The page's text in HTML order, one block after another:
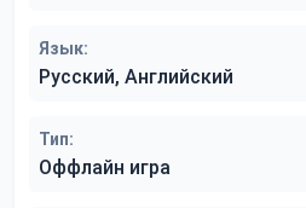
Язык:
Русский, Английский
Тип:
Оффлайн игра